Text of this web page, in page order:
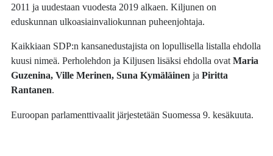
2011 ja uudestaan vuodesta 2019 alkaen. Kiljunen on
eduskunnan ulkoasiainvaliokunnan puheenjohtaja.
Kaikkiaan SDP:n kansanedustajista on lopullisella listalla ehdolla
kuusi nimeä. Perholehdon ja Kiljusen lisäksi ehdolla ovatMaria
Guzenina, Ville Merinen, Suna Kymäläinen jaPiritta
Rantanen.
Euroopan parlamenttivaalit järjestetään Suomessa 9. kesäkuuta.